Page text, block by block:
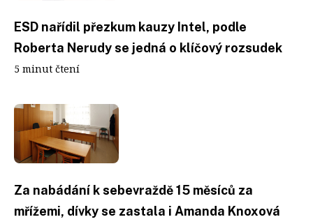
ESD nařídil přezkum kauzy Intel, podle
Roberta Nerudy se jedná o klíčový rozsudek
5 minut čtení
Za nabádání k sebevraždě 15 měsíců za
mřížemi, dívky se zastala i Amanda Knoxová